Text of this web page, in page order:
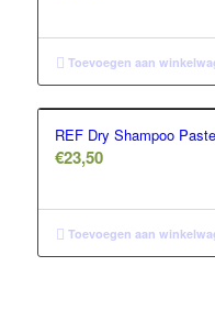
Toevoegen aan
REF Dry Shampoo
€23,50
Toevoegen aan